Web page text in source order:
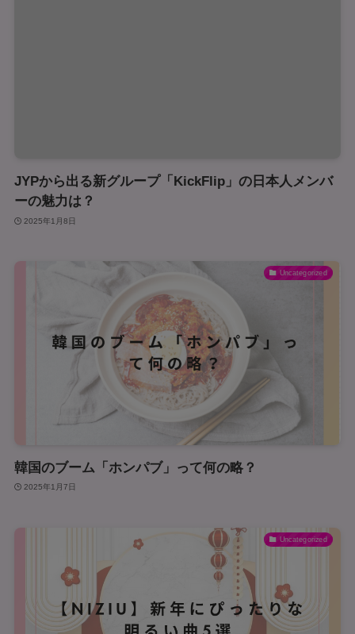
JYPから出る新グループ「KickFlip」の日本人メンバ
ーの魅力は？
2025年1月8日
Uncategorized
韓国のブーム「ホンパブ」って何の略？
2025年1月7日
Uncategorized